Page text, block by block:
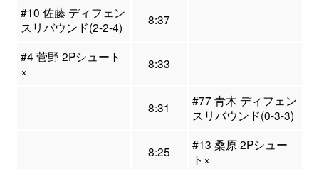
#10 佐藤 ディフェン
スリバウンド(2-2-4)
8:37
#4 菅野 2Pシュート
×
8:33
8:31
#77 青木 ディフェン
スリバウンド(0-3-3)
8:25
#13 桑原 2Pシュー
ト×